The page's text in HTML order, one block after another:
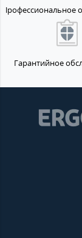
Профессиональное
Гарантийное